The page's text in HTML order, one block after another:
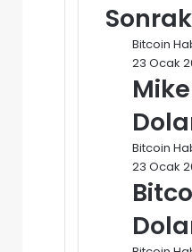
Bitcoin
23 Ocak
Bitcoin
23 Ocak